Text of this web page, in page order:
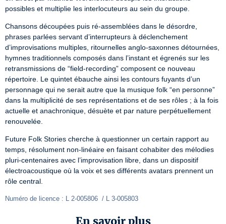
possibles et multiplie les interlocuteurs au sein du groupe.
Chansons découpées puis ré-assemblées dans le désordre,
phrases parlées servant d’interrupteurs à déclenchement
d’improvisations multiples, ritournelles anglo-saxonnes détournées,
hymnes traditionnels composés dans l’instant et égrenés sur les
retransmissions de “field-recording” composent ce nouveau
répertoire. Le quintet ébauche ainsi les contours fuyants d’un
personnage qui ne serait autre que la musique folk “en personne”
dans la multiplicité de ses représentations et de ses rôles ; à la fois
actuelle et anachronique, désuète et par nature perpétuellement
renouvelée.
Future Folk Stories cherche à questionner un certain rapport au
temps, résolument non-linéaire en faisant cohabiter des mélodies
pluri-centenaires avec l’improvisation libre, dans un dispositif
électroacoustique où la voix et ses différents avatars prennent un
rôle central.
Numéro de licence : L 2-005806  / L 3-005803